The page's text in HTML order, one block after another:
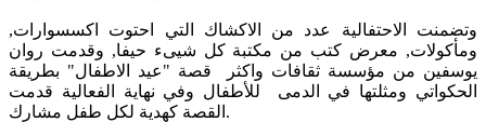
وتضمنت الاحتفالية عدد من الاكشاك التي احتوت اكسسوارات,
ومأكولات, معرض كتب من مكتبة كل شيىء حيفا, وقدمت روان
يوسفين من مؤسسة ثقافات واكثر قصة "عيد الاطفال" بطريقة
الحكواتي ومثلتها في الدمى للأطفال وفي نهاية الفعالية قدمت
القصة كهدية لكل طفل مشارك.